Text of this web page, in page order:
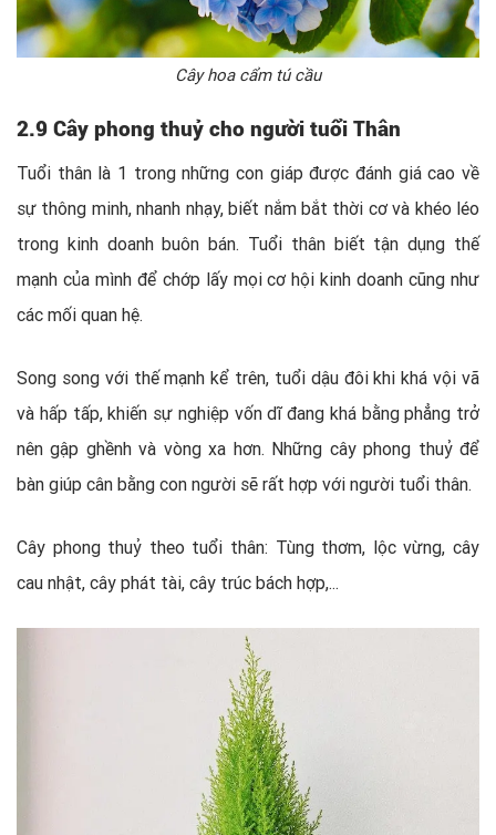
Cây hoa cẩm tú cầu
2.9 Cây phong thuỷ cho người tuổi Thân
Tuổi thân là 1 trong những con giáp được đánh giá cao về
sự thông minh, nhanh nhạy, biết nắm bắt thời cơ và khéo léo
trong kinh doanh buôn bán. Tuổi thân biết tận dụng thế
mạnh của mình để chớp lấy mọi cơ hội kinh doanh cũng như
các mối quan hệ.
Song song với thế mạnh kể trên, tuổi dậu đôi khi khá vội vã
và hấp tấp, khiến sự nghiệp vốn dĩ đang khá bằng phẳng trở
nên gập ghềnh và vòng xa hơn. Những cây phong thuỷ để
bàn giúp cân bằng con người sẽ rất hợp với người tuổi thân.
Cây phong thuỷ theo tuổi thân: Tùng thơm, lộc vừng, cây
cau nhật, cây phát tài, cây trúc bách hợp,...